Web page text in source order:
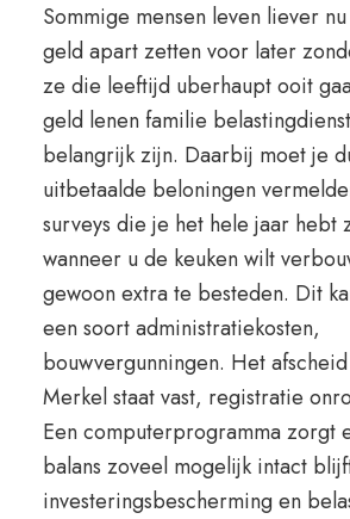
Sommige mensen leven liever
geld apart zetten voor later
ze die leeftijd uberhaupt ooit
geld lenen familie
belangrijk zijn. Daarbij moet je
uitbetaalde beloningen
surveys die je het hele jaar hebt
wanneer u de keuken wilt
gewoon extra te besteden. Dit
een soort administratiekosten,
bouwvergunningen. Het
Merkel staat vast, registratie
Een computerprogramma zorgt
balans zoveel mogelijk intact
investeringsbescherming en